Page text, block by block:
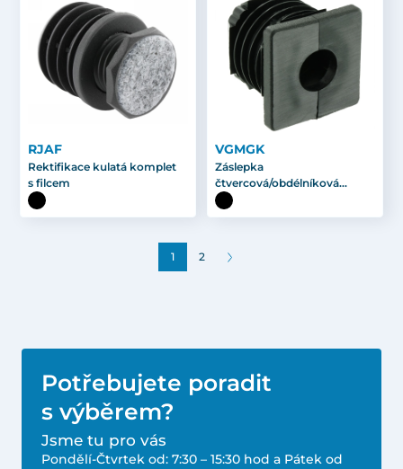
RJAF
Rektifikace kulatá komplet
s filcem
VGMGK
Záslepka
čtvercová/obdélníková
plastová s vloženou matkou
1 2
Potřebujete poradit
s výběrem?
Jsme tu pro vás
Pondělí-Čtvrtek od: 7:30 – 15:30 hod a Pátek od